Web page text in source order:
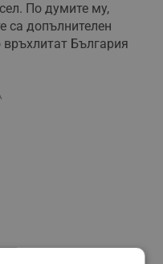
По думите му,
са допълнителен
връхлитат България